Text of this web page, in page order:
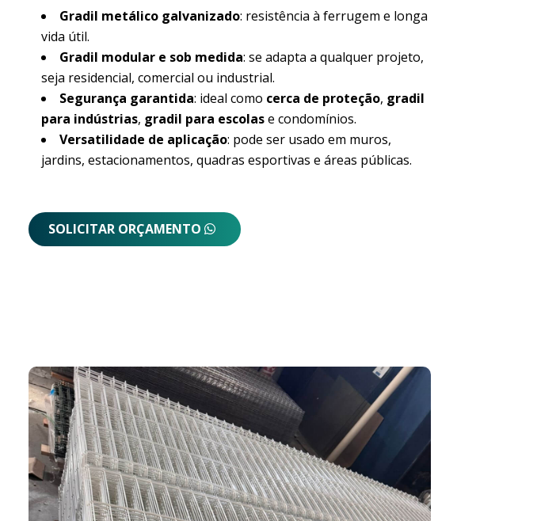
Gradil metálico galvanizado: resistência à ferrugem e longa
vida útil.
Gradil modular e sob medida: se adapta a qualquer projeto,
seja residencial, comercial ou industrial.
Segurança garantida: ideal como cerca de proteção, gradil
para indústrias, gradil para escolase condomínios.
Versatilidade de aplicação: pode ser usado em muros,
jardins, estacionamentos, quadras esportivas e áreas públicas.
SOLICITAR ORÇAMENTO